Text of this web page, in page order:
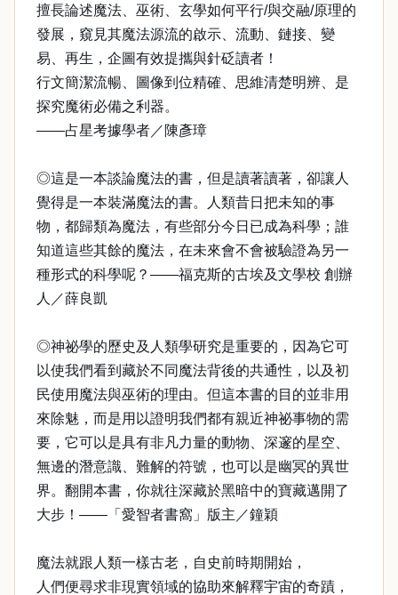
擅長論述魔法、巫術、玄學如何平行/與交融/原理的
發展，窺見其魔法源流的啟示、流動、鏈接、變
易、再生，企圖有效提攜與針砭讀者！
行文簡潔流暢、圖像到位精確、思維清楚明辨、是
探究魔術必備之利器。
——占星考據學者／陳彥璋
◎這是一本談論魔法的書，但是讀著讀著，卻讓人
覺得是一本裝滿魔法的書。人類昔日把未知的事
物，都歸類為魔法，有些部分今日已成為科學；誰
知道這些其餘的魔法，在未來會不會被驗證為另一
種形式的科學呢？——福克斯的古埃及文學校 創辦
人／薛良凱
◎神祕學的歷史及人類學研究是重要的，因為它可
以使我們看到藏於不同魔法背後的共通性，以及初
民使用魔法與巫術的理由。但這本書的目的並非用
來除魅，而是用以證明我們都有親近神祕事物的需
要，它可以是具有非凡力量的動物、深邃的星空、
無邊的潛意識、難解的符號，也可以是幽冥的異世
界。翻開本書，你就往深藏於黑暗中的寶藏邁開了
大步！——「愛智者書窩」版主／鐘穎
魔法就跟人類一樣古老，自史前時期開始，
人們便尋求非現實領域的協助來解釋宇宙的奇蹟，